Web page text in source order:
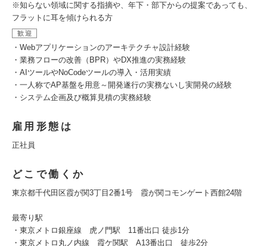
※知らない領域に関する指摘や、年下・部下からの提案であっても、
フラットに耳を傾けられる方
歓迎
・Webアプリケーションのアーキテクチャ設計経験
・業務フローの改善（BPR）やDX推進の実務経験
・AIツールやNoCodeツールの導入・活用実績
・一人称でAP基盤を用意～開発遂行の実務ないし実開発の経験
・システム企画及び概算見積の実務経験
雇用形態は
正社員
どこで働くか
東京都千代田区霞が関3丁目2番1号 霞が関コモンゲート西館24階
最寄り駅
・東京メトロ銀座線 虎ノ門駅 11番出口 徒歩1分
・東京メトロ丸ノ内線 霞ケ関駅 A13番出口 徒歩2分